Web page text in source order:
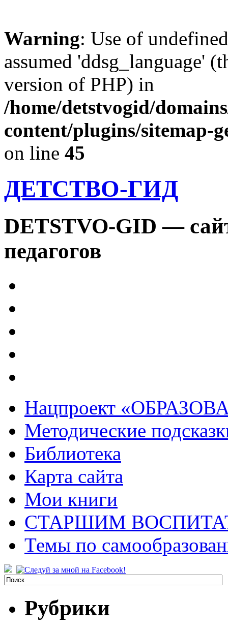
Warning: Use of
assumed 'ddsg_language'
version of PHP) in
/home/detstvogid/
content/plugins/sitemap-
on line 45
ДЕТСТВО-ГИД
DETSTVO-GID —
педагогов
Нацпроект
Методические
Библиотека
Карта сайта
Мои книги
СТАРШИМ
Темы по
Рубрики